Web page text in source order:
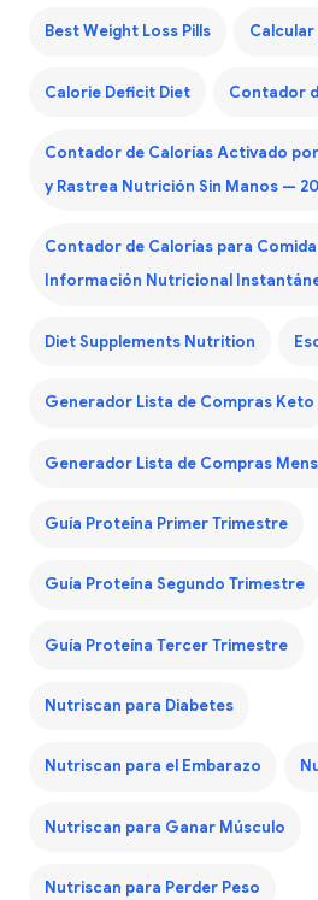
Best Weight Loss Pills Calcular
Calorie Deficit Diet Contador
Contador de Calorías Activado
y Rastrea Nutrición Sin Manos —
Contador de Calorías para
Información Nutricional
Diet Supplements Nutrition
Generador Lista de Compras Keto
Generador Lista de Compras
Guía Proteína Primer Trimestre
Guía Proteína Segundo Trimestre
Guía Proteína Tercer Trimestre
Nutriscan para Diabetes
Nutriscan para el Embarazo
Nutriscan para Ganar Músculo
Nutriscan para Perder Peso